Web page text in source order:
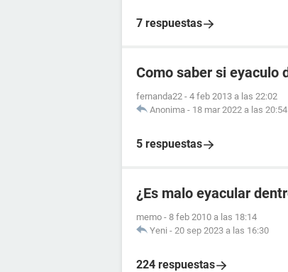
7 respuestas
Como saber si eyaculo
fernanda22 - 4 feb 2013 a las 22:02
Anonima - 18 mar 2022 a las 20:54
5 respuestas
¿Es malo eyacular
memo - 8 feb 2010 a las 18:14
Yeni - 20 sep 2023 a las 16:30
224 respuestas